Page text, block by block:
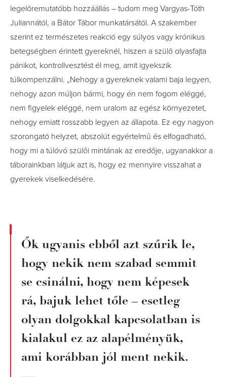
legelőremutatóbb hozzáállás – tudom meg Vargyas-Tóth
Juliannától, a Bátor Tábor munkatársától. A szakember
szerint ez természetes reakció egy súlyos vagy krónikus
betegségben érintett gyereknél, hiszen a szülő olyasfajta
pánikot, kontrollvesztést él meg, amit igyekszik
túlkompenzálni. „Nehogy a gyereknek valami baja legyen,
nehogy azon múljon bármi, hogy én nem fogom eléggé,
nem figyelek eléggé, nem uralom az egész környezetet,
nehogy emiatt rosszabb legyen az állapota. Ez egy nagyon
szorongató helyzet, abszolút egyértelmű és elfogadható,
hogy mi a túlóvó szülői mintának az eredője, ugyanakkor a
táborainkban látjuk azt is, hogy ez mennyire visszahat a
gyerekek viselkedésére.
Ők ugyanis ebből azt szűrik le,
hogy nekik nem szabad semmit
se csinálni, hogy nem képesek
rá, bajuk lehet tőle – esetleg
olyan dolgokkal kapcsolatban is
kialakul ez az alapélményük,
ami korábban jól ment nekik.